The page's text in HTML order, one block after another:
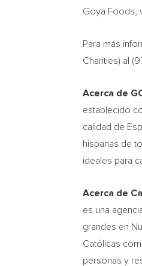
Goya Foods,
Para más
Charities) al
Acerca de
establecido
calidad de
hispanas de
ideales para
Acerca de
es una
grandes en
Católicas
personas y